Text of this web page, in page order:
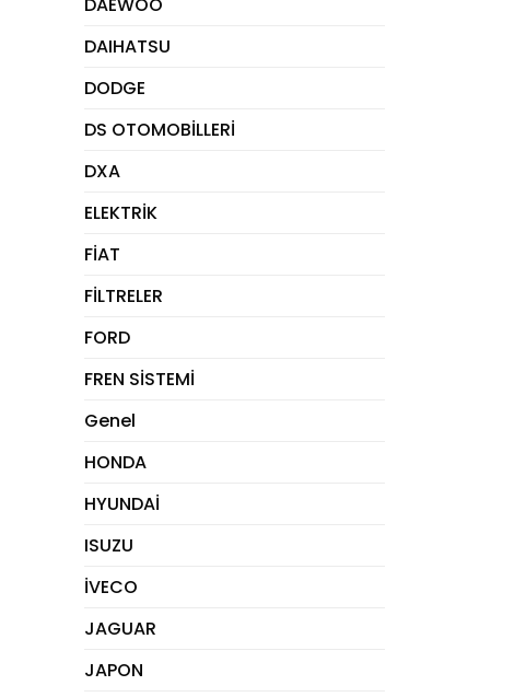
DAIHATSU
DODGE
DS OTOMOBİLLERİ
DXA
ELEKTRİK
FİAT
FİLTRELER
FORD
FREN SİSTEMİ
Genel
HONDA
HYUNDAİ
ISUZU
İVECO
JAGUAR
JAPON